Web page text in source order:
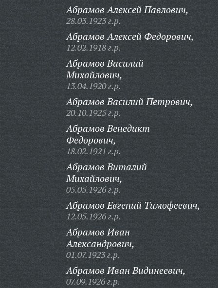
Абрамов Алексей Павлович,
28.03.1923 г.р.
Абрамов Алексей Федорович,
12.02.1918 г.р.
Абрамов Василий
Михайлович,
13.04.1920 г.р.
Абрамов Василий Петрович,
20.10.1925 г.р.
Абрамов Венедикт
Федорович,
18.02.1921 г.р.
Абрамов Виталий
Михайлович,
05.05.1926 г.р.
Абрамов Евгений Тимофеевич,
12.05.1926 г.р.
Абрамов Иван
Александрович,
01.07.1923 г.р.
Абрамов Иван Видинеевич,
07.09.1926 г.р.